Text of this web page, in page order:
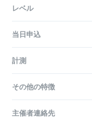
レベル
当日申込
計測
その他の特徴
主催者連絡先